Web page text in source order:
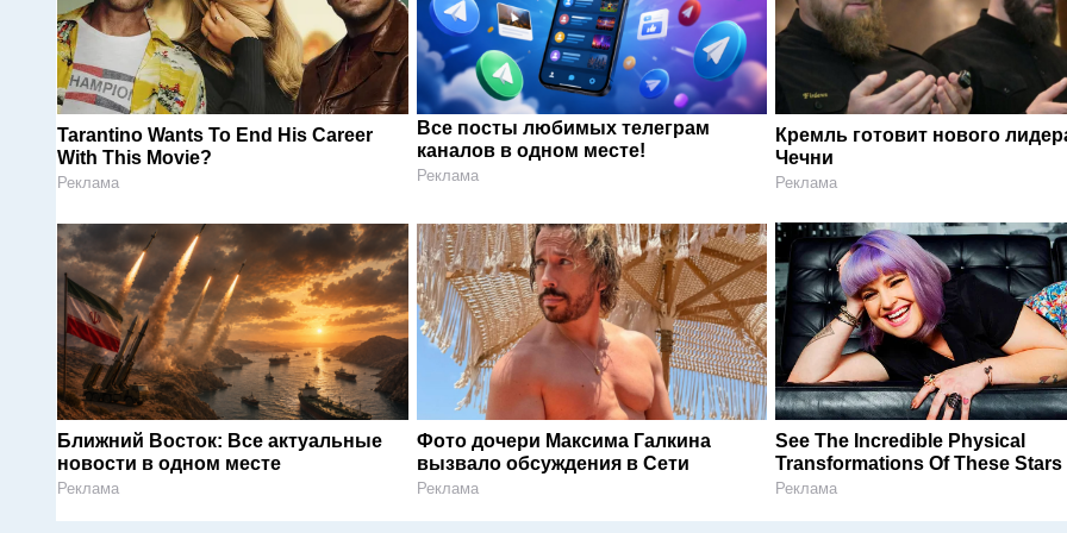
Tarantino Wants To End His Career
With This Movie?
Реклама
Все посты любимых телеграм
каналов в одном месте!
Реклама
Кремль готовит нового
Чечни
Реклама
Ближний Восток: Все актуальные
новости в одном месте
Реклама
Фото дочери Максима Галкина
вызвало обсуждения в Сети
Реклама
See The Incredible Physical
Transformations Of These Stars
Реклама